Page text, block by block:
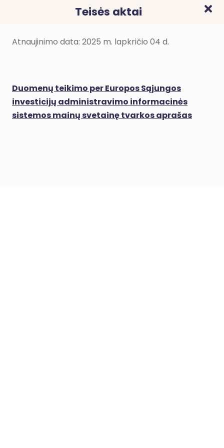
Teisės aktai
Atnaujinimo data: 2025 m. lapkričio 04 d.
Duomenų teikimo per Europos Sąjungos
investicijų administravimo informacinės
sistemos mainų svetainę tvarkos aprašas